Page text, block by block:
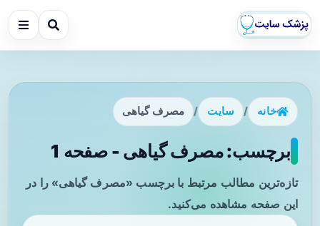
خانه / سایت / مصرف گیاهی
برچسب: مصرف گیاهی - صفحه 1
تازه‌ترین مطالب مرتبط با برچسب «مصرف گیاهی» را در
این صفحه مشاهده می‌کنید.